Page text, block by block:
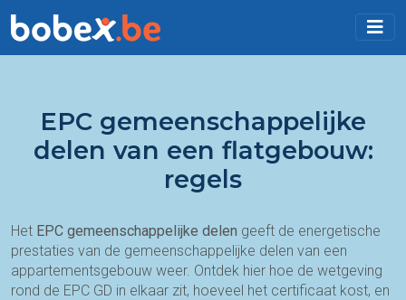
EPC gemeenschappelijke
delen van een flatgebouw:
regels
Het EPC gemeenschappelijke delen geeft de energetische
prestaties van de gemeenschappelijke delen van een
appartementsgebouw weer. Ontdek hier hoe de wetgeving
rond de EPC GD in elkaar zit, hoeveel het certificaat kost, en